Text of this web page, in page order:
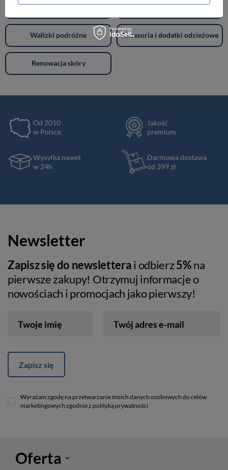
Plecaki Portfele
Walizki podróżne Akcesoria i dodatki odzieżowe
Renowacja skóry
Od 2010
w Polsce
Jakość
premium
Wysyłka nawet
w 24h
Darmowa dostawa
od 399 zł
Newsletter
Zapisz się do newsletterai odbierz5%na
pierwsze zakupy! Otrzymuj informacje o
nowościach i promocjach jako pierwszy!
Twoje imię Twój adres e-mail
Zapisz się
Wyrażam zgodę na przetwarzanie moich danych osobowych do celów
marketingowych zgodnie z polityką prywatności
Oferta